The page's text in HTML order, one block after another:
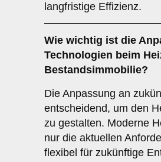
langfristige Effizienz.
Wie wichtig ist die
Technologien beim
Bestandsimmobilie?
Die Anpassung an
entscheidend, um den
zu gestalten. Moderne
nur die aktuellen
flexibel für zukünftige